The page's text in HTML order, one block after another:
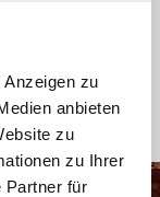
zu
anbieten
zu
zu Ihrer
Partner für